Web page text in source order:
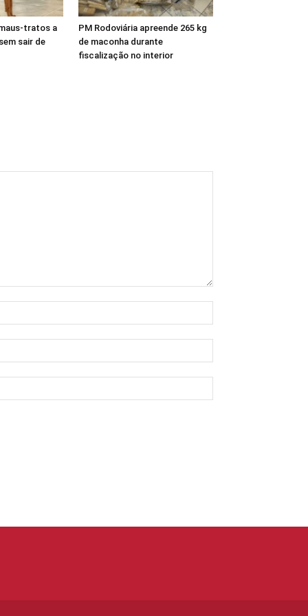
tratos a
sair de
PM Rodoviária apreende 265 kg
de maconha durante
fiscalização no interior